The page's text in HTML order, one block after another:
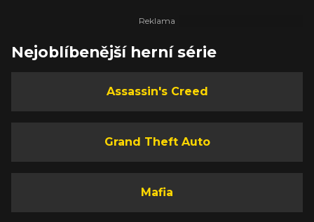
Nejoblíbenější herní série
Assassin's Creed
Grand Theft Auto
Mafia